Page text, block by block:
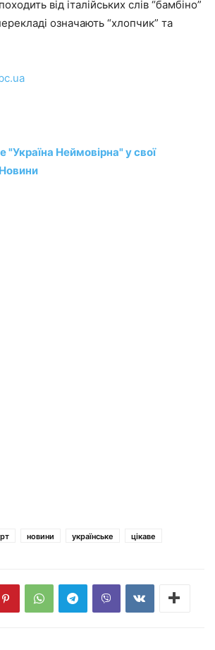
від італійських слів “бамбіно”
означають “хлопчик” та
"Україна Неймовірна" у свої
новини українське цікаве